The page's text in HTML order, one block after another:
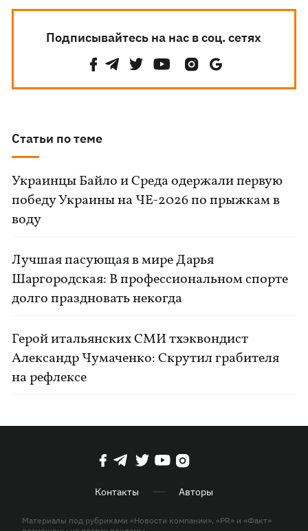
Подписывайтесь на нас в соц. сетях
Статьи по теме
Украинцы Байло и Среда одержали первую
победу Украины на ЧЕ-2026 по прыжкам в
воду
Лучшая пасующая в мире Дарья
Шаргородская: В профессиональном спорте
долго праздновать некогда
Герой итальянских СМИ тхэквондист
Александр Чумаченко: Скрутил грабителя
на рефлексе
Контакты Авторы
Материалы под рубриками «Новости компании», «PR» и «Факт»